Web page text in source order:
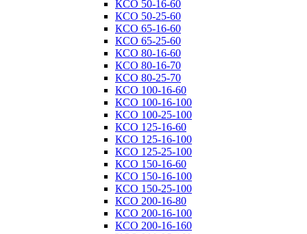
КСО 50-16-60
КСО 50-25-60
КСО 65-16-60
КСО 65-25-60
КСО 80-16-60
КСО 80-16-70
КСО 80-25-70
КСО 100-16-60
КСО 100-16-100
КСО 100-25-100
КСО 125-16-60
КСО 125-16-100
КСО 125-25-100
КСО 150-16-60
КСО 150-16-100
КСО 150-25-100
КСО 200-16-80
КСО 200-16-100
КСО 200-16-160